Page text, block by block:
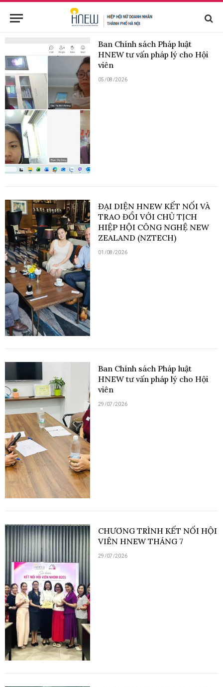
Ban Chính sách Pháp luật
HNEW tư vấn pháp lý cho Hội
viên
05/08/2026
ĐẠI DIỆN HNEW KẾT NỐI VÀ
TRAO ĐỔI VỚI CHỦ TỊCH
HIỆP HỘI CÔNG NGHỆ NEW
ZEALAND (NZTECH)
01/08/2026
Ban Chính sách Pháp luật
HNEW tư vấn pháp lý cho Hội
viên
29/07/2026
CHƯƠNG TRÌNH KẾT NỐI HỘI
VIÊN HNEW THÁNG 7
29/07/2026